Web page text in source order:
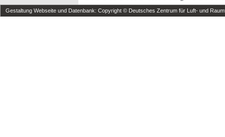
Gestaltung Webseite und Datenbank: Copyright © Deutsches Zentrum für Luft- und